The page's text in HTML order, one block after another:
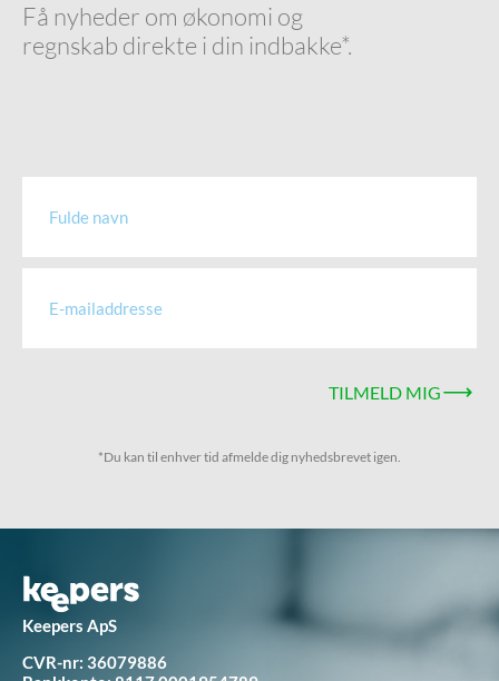
Få nyheder om økonomi og
regnskab direkte i din indbakke*.
TILMELD MIG
*Du kan til enhver tid afmelde dig nyhedsbrevet igen.
Keepers ApS
CVR-nr: 36079886